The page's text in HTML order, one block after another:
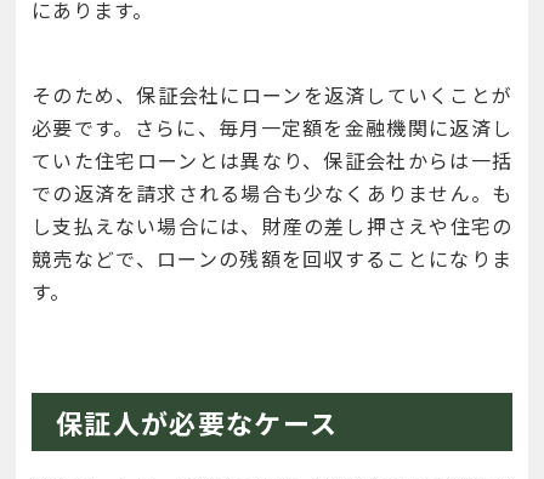
にあります。
そのため、保証会社にローンを返済していくことが
必要です。さらに、毎月一定額を金融機関に返済し
ていた住宅ローンとは異なり、保証会社からは一括
での返済を請求される場合も少なくありません。も
し支払えない場合には、財産の差し押さえや住宅の
競売などで、ローンの残額を回収することになりま
す。
保証人が必要なケース